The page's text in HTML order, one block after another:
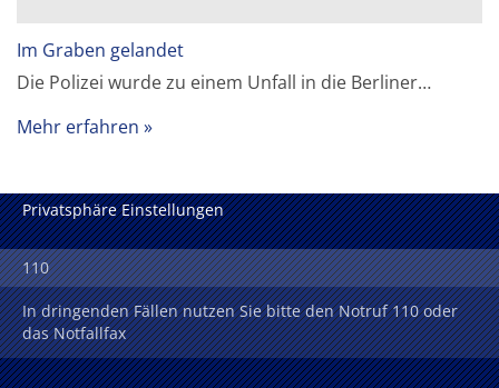
Im Graben gelandet
Die Polizei wurde zu einem Unfall in die Berliner…
Mehr erfahren
Privatsphäre Einstellungen
110
In dringenden Fällen nutzen Sie bitte den Notruf 110 oder
das Notfallfax